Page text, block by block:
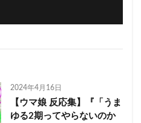
2024年4月16日
【ウマ娘 反応集】『「うま
ゆる2期ってやらないのか